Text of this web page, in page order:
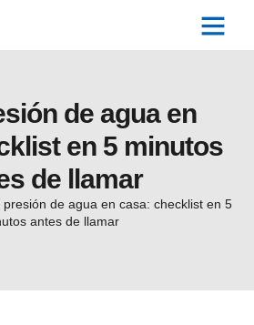
de agua en
en 5 minutos
de llamar
presión de agua en casa: checklist en 5
antes de llamar